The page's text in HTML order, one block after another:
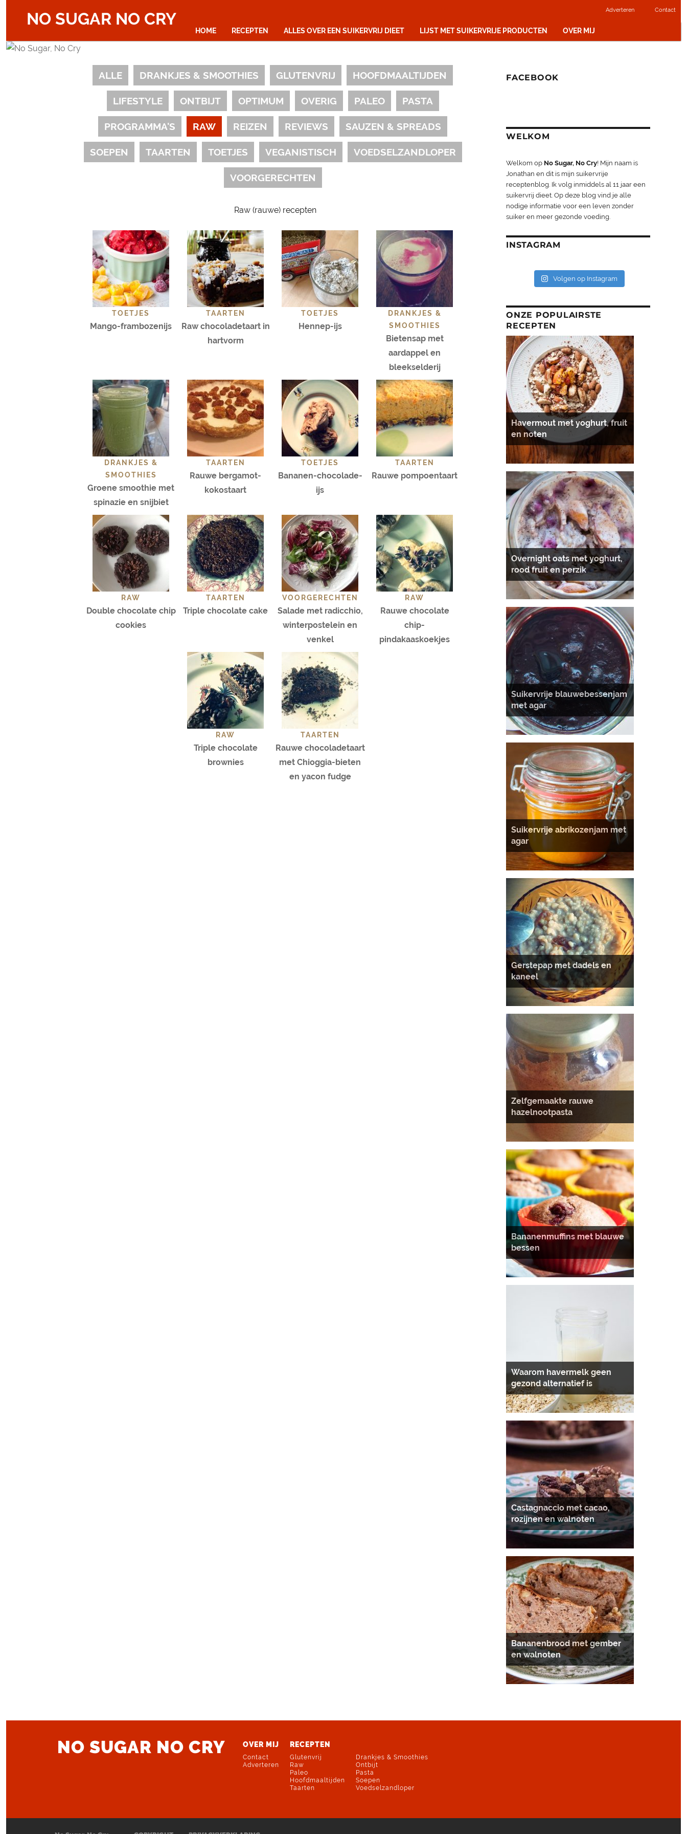
Contact
Adverteren
NO SUGAR NO CRY
HOME RECEPTEN ALLES OVER EEN SUIKERVRIJ DIEET LIJST MET SUIKERVRIJE PRODUCTEN OVER MIJ
ALLE DRANKJES & SMOOTHIES GLUTENVRIJ HOOFDMAALTIJDEN
LIFESTYLE ONTBIJT OPTIMUM OVERIG PALEO PASTA
PROGRAMMA'S RAW REIZEN REVIEWS SAUZEN & SPREADS
SOEPEN TAARTEN TOETJES VEGANISTISCH VOEDSELZANDLOPER
VOORGERECHTEN
Raw (rauwe) recepten
TOETJES
Mango-frambozenijs
TAARTEN
Raw chocoladetaart in
hartvorm
TOETJES
Hennep-ijs
DRANKJES &
SMOOTHIES
Bietensap met
aardappel en
bleekselderij
DRANKJES &
SMOOTHIES
Groene smoothie met
spinazie en snijbiet
TAARTEN
Rauwe bergamot-
kokostaart
TOETJES
Bananen-chocolade-
ijs
TAARTEN
Rauwe pompoentaart
RAW
Double chocolate chip
cookies
TAARTEN
Triple chocolate cake
VOORGERECHTEN
Salade met radicchio,
winterpostelein en
venkel
RAW
Rauwe chocolate
chip-
pindakaaskoekjes
RAW
Triple chocolate
brownies
TAARTEN
Rauwe chocoladetaart
met Chioggia-bieten
en yacon fudge
FACEBOOK
WELKOM
Welkom op No Sugar, No Cry! Mijn naam is
Jonathan en dit is mijn suikervrije
receptenblog. Ik volg inmiddels al 11 jaar een
suikervrij dieet. Op deze blog vind je alle
nodige informatie voor een leven zonder
suiker en meer gezonde voeding.
INSTAGRAM
Volgen op Instagram
ONZE POPULAIRSTE
RECEPTEN
Havermout met yoghurt, fruit
en noten
Overnight oats met yoghurt,
rood fruit en perzik
Suikervrije blauwebessenjam
met agar
Suikervrije abrikozenjam met
agar
Gerstepap met dadels en
kaneel
Zelfgemaakte rauwe
hazelnootpasta
Bananenmuffins met blauwe
bessen
Waarom havermelk geen
gezond alternatief is
Castagnaccio met cacao,
rozijnen en walnoten
Bananenbrood met gember
en walnoten
NO SUGAR NO CRY OVER MIJ
Contact
Adverteren
RECEPTEN
Glutenvrij
Raw
Paleo
Hoofdmaaltijden
Taarten
Drankjes & Smoothies
Ontbijt
Pasta
Soepen
Voedselzandloper